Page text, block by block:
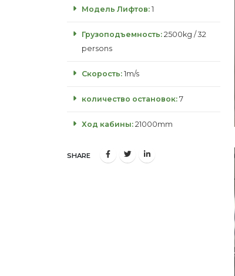
Модель Лифтов: 1
Грузоподъемность: 2500kg / 32
persons
Скорость: 1m/s
количество остановок: 7
Ход кабины: 21000mm
SHARE